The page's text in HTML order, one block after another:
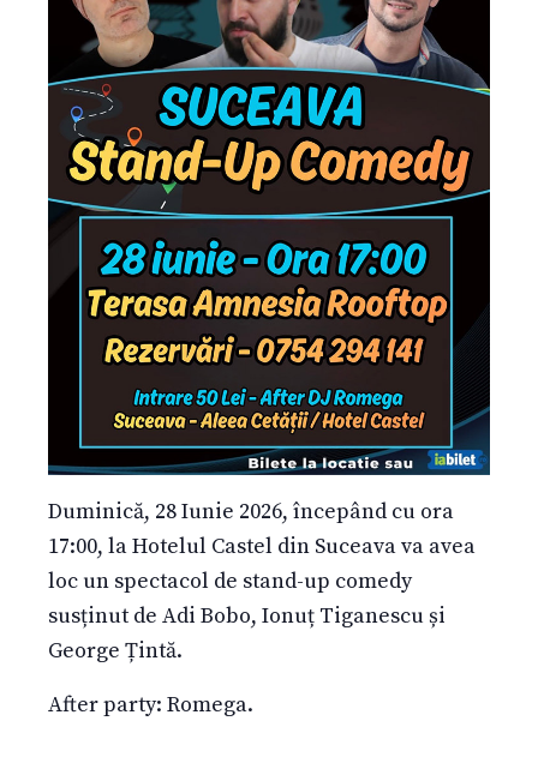
Duminică, 28 Iunie 2026, începând cu ora
17:00, la Hotelul Castel din Suceava va avea
loc un spectacol de stand-up comedy
susținut de Adi Bobo, Ionuț Tiganescu și
George Țintă.
After party: Romega.